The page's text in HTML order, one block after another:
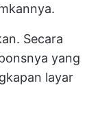
Secara
yang
layar